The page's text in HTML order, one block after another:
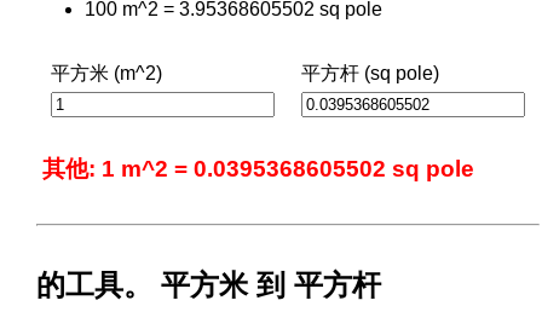
100 m^2 = 3.95368605502 sq pole
平方米 (m^2) 平方杆 (sq pole)
其他: 1 m^2 = 0.0395368605502 sq pole
的工具。 平方米 到 平方杆